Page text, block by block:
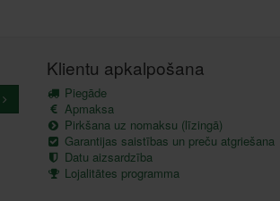
Klientu apkalpošana
Piegāde
Apmaksa
Pirkšana uz nomaksu (līzingā)
Garantijas saistības un preču atgriešana
Datu aizsardzība
Lojalitātes programma